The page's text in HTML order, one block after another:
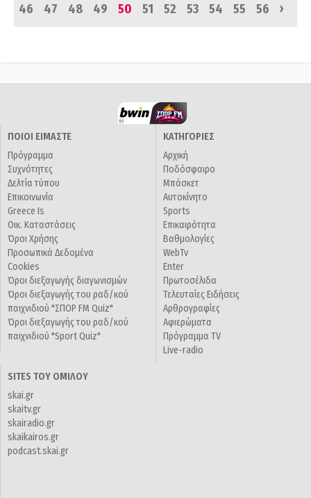
46
47 48 49 50 51 52 53 54 55 56 ›
ΠΟΙΟΙ ΕΙΜΑΣΤΕ
Πρόγραμμα
Συχνότητες
Δελτία τύπου
Επικοινωνία
Greece Is
Οικ. Καταστάσεις
Όροι Χρήσης
Προσωπικά Δεδομένα
Cookies
Όροι διεξαγωγής διαγωνισμών
Όροι διεξαγωγής του ραδ/κού
παιχνιδιού "ΣΠΟΡ FM Quiz"
Όροι διεξαγωγής του ραδ/κού
παιχνιδιού "Sport Quiz"
ΚΑΤΗΓΟΡΙΕΣ
Αρχική
Ποδόσφαιρο
Μπάσκετ
Αυτοκίνητο
Sports
Επικαιρότητα
Βαθμολογίες
WebTv
Enter
Πρωτοσέλιδα
Τελευταίες Ειδήσεις
Αρθρογραφίες
Αφιερώματα
Πρόγραμμα TV
Live-radio
SITES ΤΟΥ ΟΜΙΛΟΥ
skai.gr
skaitv.gr
skairadio.gr
skaikairos.gr
podcast.skai.gr